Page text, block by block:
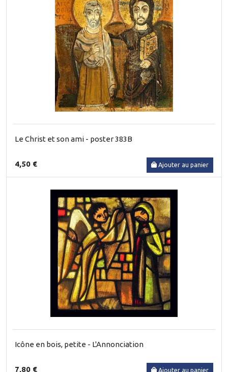
Le Christ et son ami - poster 383B
4,50 € Ajouter au panier
Icône en bois, petite - L'Annonciation
7,80 € Ajouter au panier